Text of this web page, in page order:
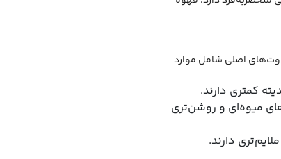
اصلی شامل موارد
کمتری دارند.
میوه‌ای و روشن‌تری
دارند.